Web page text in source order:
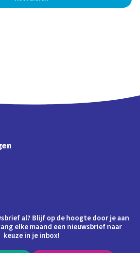
al? Blijf op de hoogte door je aan
elke maand een nieuwsbrief naar
keuze in je inbox!